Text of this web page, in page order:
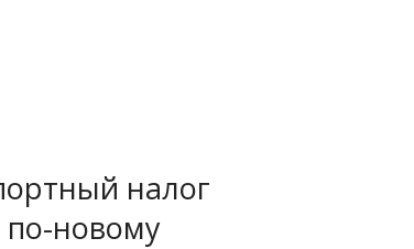
налог
по-новому